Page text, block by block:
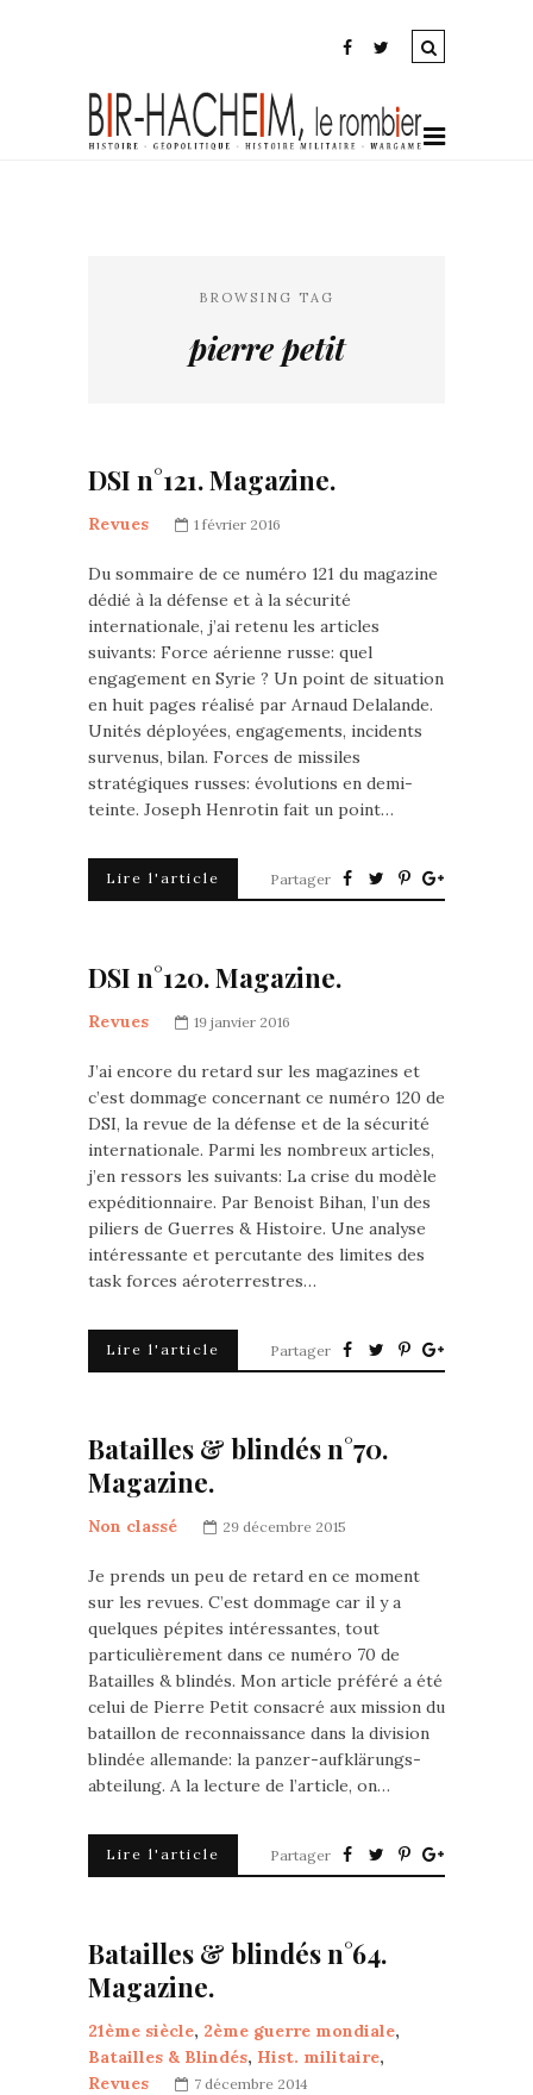
BROWSING TAG
pierre petit
DSI n°121. Magazine.
Revues 1 février 2016
Du sommaire de ce numéro 121 du magazine
dédié à la défense et à la sécurité
internationale, j’ai retenu les articles
suivants: Force aérienne russe: quel
engagement en Syrie ? Un point de situation
en huit pages réalisé par Arnaud Delalande.
Unités déployées, engagements, incidents
survenus, bilan. Forces de missiles
stratégiques russes: évolutions en demi-
teinte. Joseph Henrotin fait un point…
Lire l'article Partager
DSI n°120. Magazine.
Revues 19 janvier 2016
J’ai encore du retard sur les magazines et
c’est dommage concernant ce numéro 120 de
DSI, la revue de la défense et de la sécurité
internationale. Parmi les nombreux articles,
j’en ressors les suivants: La crise du modèle
expéditionnaire. Par Benoist Bihan, l’un des
piliers de Guerres & Histoire. Une analyse
intéressante et percutante des limites des
task forces aéroterrestres…
Lire l'article Partager
Batailles & blindés n°70.
Magazine.
Non classé 29 décembre 2015
Je prends un peu de retard en ce moment
sur les revues. C’est dommage car il y a
quelques pépites intéressantes, tout
particulièrement dans ce numéro 70 de
Batailles & blindés. Mon article préféré a été
celui de Pierre Petit consacré aux mission du
bataillon de reconnaissance dans la division
blindée allemande: la panzer-aufklärungs-
abteilung. A la lecture de l’article, on…
Lire l'article Partager
Batailles & blindés n°64.
Magazine.
21ème siècle, 2ème guerre mondiale,
Batailles & Blindés, Hist. militaire,
Revues
7 décembre 2014